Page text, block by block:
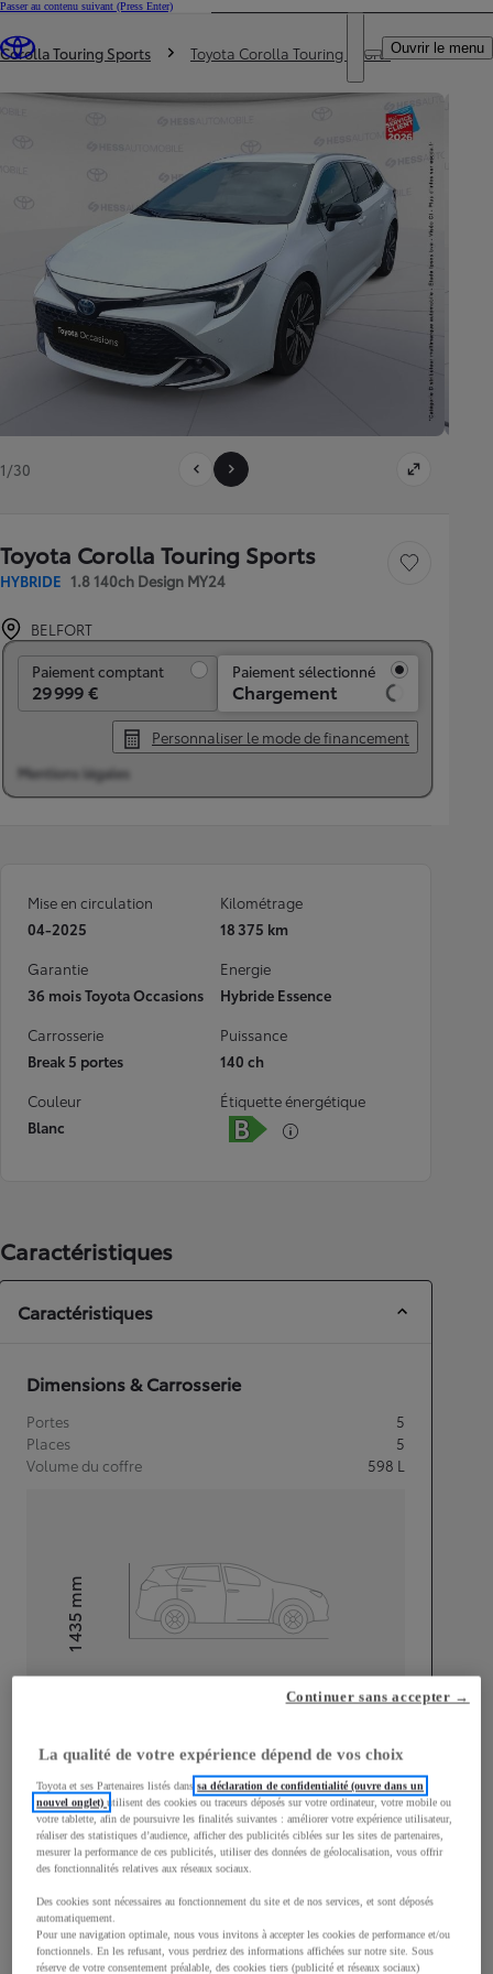
Passer au contenu suivant (Press Enter)
Trouvez un partenaire Toyota
DEALER NAME
Ouvrir le menu
Vous êtes ici
Corolla Touring Sports Toyota Corolla Touring Sports
1/30
Toyota Corolla Touring Sports
HYBRIDE 1.8 140ch Design MY24
Sauvegarder le
BELFORT
Paiement comptant
29 999 €
Paiement sélectionné
Chargement
Personnaliser le mode de financement
Mentions légales
Mise en circulation
04-2025
Kilométrage
18 375 km
Garantie
36 mois Toyota Occasions
Energie
Hybride Essence
Carrosserie
Break 5 portes
Puissance
140 ch
Couleur
Blanc
Étiquette énergétique
Caractéristiques
Caractéristiques
Dimensions & Carrosserie
Portes
5
Places
5
Volume du coffre
598 L
Hauteur1 435
mm
Largeur
1 790mm
Consommation mixte
La qualité de votre expérience dépend de vos choix
Toyota et ses Partenaires listés danssa déclaration de confidentialité (ouvre dans un
nouvel onglet)utilisent des cookies ou traceurs déposés sur votre ordinateur, votre mobile ou
votre tablette, afin de poursuivre les finalités suivantes : améliorer votre expérience utilisateur,
réaliser des statistiques d’audience, afficher des publicités ciblées sur les sites de partenaires,
mesurer la performance de ces publicités, utiliser des données de géolocalisation, vous offrir
des fonctionnalités relatives aux réseaux sociaux.
Des cookies sont nécessaires au fonctionnement du site et de nos services, et sont déposés
automatiquement.
Pour une navigation optimale, nous vous invitons à accepter les cookies de performance et/ou
fonctionnels. En les refusant, vous perdriez des informations affichées sur notre site. Sous
réserve de votre consentement préalable, des cookies tiers (publicité et réseaux sociaux)
Continuer sans accepter →